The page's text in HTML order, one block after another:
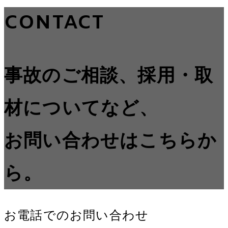
CONTACT
事故のご相談、採用・取
材についてなど、
お問い合わせはこちらか
ら。
お電話でのお問い合わせ